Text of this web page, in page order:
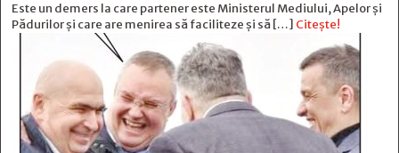
Este un demers la care partener este Ministerul Mediului, Apelor și
Pădurilor și care are menirea să faciliteze și să […] Citește!